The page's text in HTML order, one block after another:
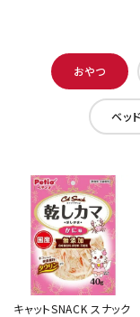
おやつ
ベッ
キャットSNACK スナック